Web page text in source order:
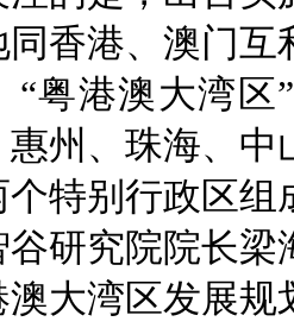
同香港、澳门
“粤港澳大湾
惠州、珠海、
特别行政区组
究院院长梁
大湾区发展